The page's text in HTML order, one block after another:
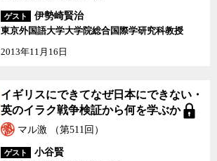
ゲスト
伊勢崎賢治
東京外国語大学大学院総合国際学研究科教授
2013年11月16日
イギリスにできてなぜ日本にできない・
英のイラク戦争検証から何を学ぶか
マル激 （第511回）
ゲスト
小谷賢